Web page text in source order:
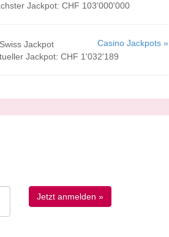
Jackpot: CHF 103'000'000
Casino Jackpots »
Jackpot: CHF 1'032'189